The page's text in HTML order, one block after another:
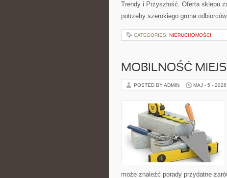
Trendy i Przyszłość. Oferta sklepu
potrzeby szerokiego grona
CATEGORIES: NIERUCHOMOŚCI
MOBILNOŚĆ
POSTED BY ADMIN MAJ - 5 - 2026
może znaleźć porady przydatne